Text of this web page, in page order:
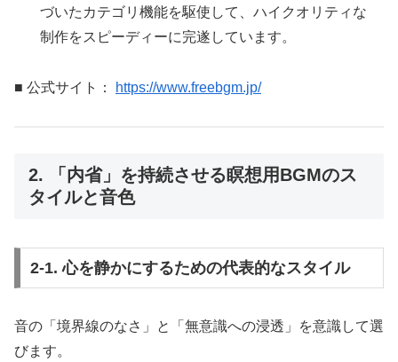
づいたカテゴリ機能を駆使して、ハイクオリティな
制作をスピーディーに完遂しています。
■ 公式サイト： https://www.freebgm.jp/
2. 「内省」を持続させる瞑想用BGMのス
タイルと音色
2-1. 心を静かにするための代表的なスタイル
音の「境界線のなさ」と「無意識への浸透」を意識して選
びます。